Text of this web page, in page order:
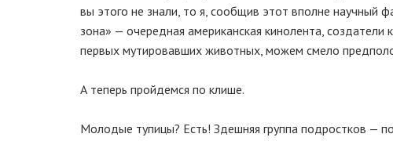
вы этого не знали, то я, сообщив этот вполне научный
зона» — очередная американская кинолента,
первых мутировавших животных, можем смело
А теперь пройдемся по клише.
Молодые тупицы? Есть! Здешняя группа подростков —